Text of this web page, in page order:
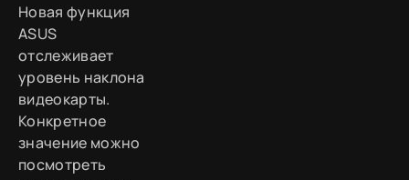
Новая функция
ASUS
отслеживает
уровень наклона
видеокарты.
Конкретное
значение можно
посмотреть